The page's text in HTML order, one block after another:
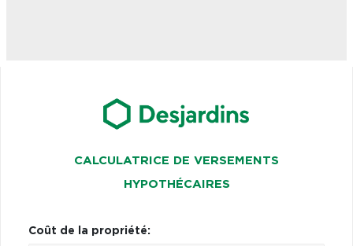
CALCULATRICE DE VERSEMENTS
HYPOTHÉCAIRES
Coût de la propriété: